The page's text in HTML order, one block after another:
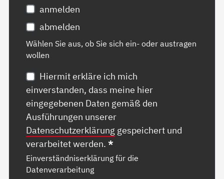
anmelden
abmelden
Wählen Sie aus, ob Sie sich ein- oder austragen
wollen
Hiermit erkläre ich mich
einverstanden, dass meine hier
eingegebenen Daten gemäß den
Ausführungen unserer
Datenschutzerklärung gespeichert und
verarbeitet werden.*
Einverständniserklärung für die
Datenverarbeitung